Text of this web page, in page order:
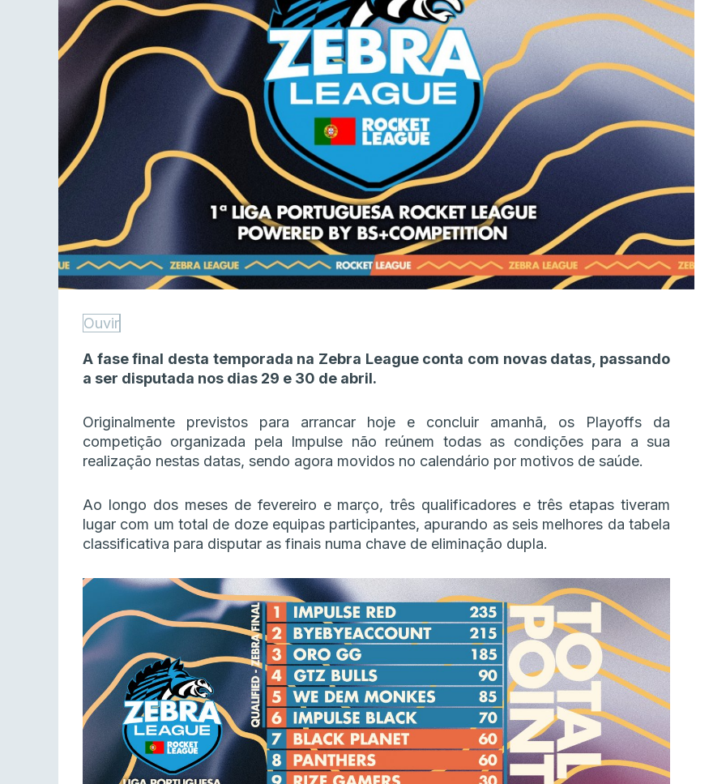
Ouvir
A fase final desta temporada na Zebra League conta com novas datas, passando
a ser disputada nos dias 29 e 30 de abril.
Originalmente previstos para arrancar hoje e concluir amanhã, os Playoffs da
competição organizada pela Impulse não reúnem todas as condições para a sua
realização nestas datas, sendo agora movidos no calendário por motivos de saúde.
Ao longo dos meses de fevereiro e março, três qualificadores e três etapas tiveram
lugar com um total de doze equipas participantes, apurando as seis melhores da tabela
classificativa para disputar as finais numa chave de eliminação dupla.